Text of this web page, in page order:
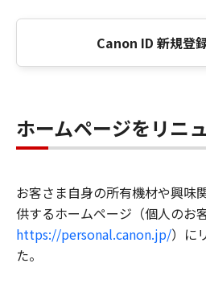
Canon ID 新規登
ホームページをリニ
お客さま自身の所有機材や興味
供するホームページ（個人のお
https://personal.canon.jp/）に
た。